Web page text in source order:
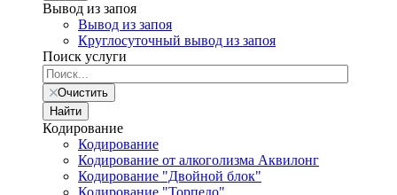
Вывод из запоя
Вывод из запоя
Круглосуточный вывод из запоя
Поиск услуги
Очистить
Найти
Кодирование
Кодирование
Кодирование от алкоголизма Аквилонг
Кодирование "Двойной блок"
Кодирование "Торпедо"